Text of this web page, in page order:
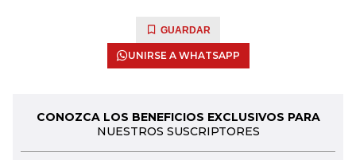
GUARDAR
UNIRSE A WHATSAPP
CONOZCA LOS BENEFICIOS EXCLUSIVOS PARA
NUESTROS SUSCRIPTORES